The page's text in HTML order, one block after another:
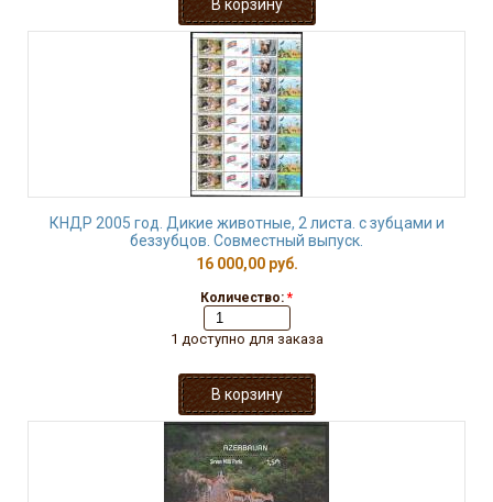
КНДР 2005 год. Дикие животные, 2 листа. с зубцами и
беззубцов. Совместный выпуск.
16 000,00 руб.
Количество: *
1 доступно для заказа